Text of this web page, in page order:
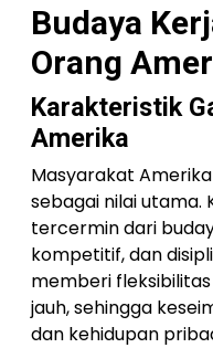
Budaya
Orang
Karakteristik
Amerika
Masyarakat
sebagai nilai utama.
tercermin dari
kompetitif, dan
memberi
jauh, sehingga
dan kehidupan